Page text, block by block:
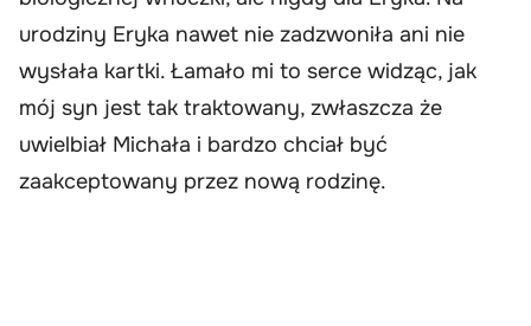
urodziny Eryka nawet nie zadzwoniła ani nie
wysłała kartki. Łamało mi to serce widząc, jak
mój syn jest tak traktowany, zwłaszcza że
uwielbiał Michała i bardzo chciał być
zaakceptowany przez nową rodzinę.